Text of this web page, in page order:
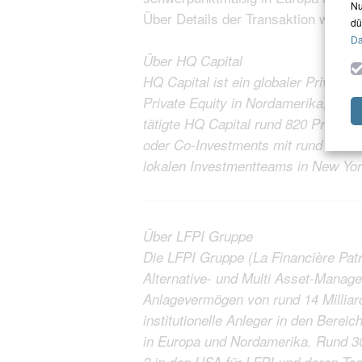
Über Details der Transaktion
Über HQ Capital
HQ Capital ist ein globaler Private
Private Equity in Nordamerika,
tätigte HQ Capital rund 820 Private
oder Co-Investments mit rund 300
lokalen Investmentteams in New
Über LFPI Gruppe
Die LFPI Gruppe (La Financière
Alternative- und Multi Asset-
Anlagevermögen von rund 14
institutionelle Anleger in den
in Europa und Nordamerika. Rund